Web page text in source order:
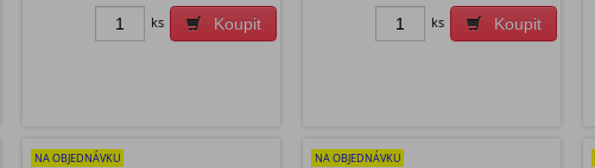
Koupit
ks Koupit
ks
NA OBJEDNÁVKU NA OBJEDNÁVKU